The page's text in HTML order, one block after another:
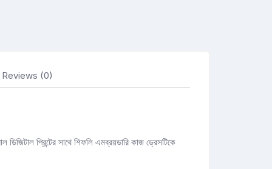
Reviews (0)
প্রিন্টের সাথে শিফলি এমব্রয়ডারি কাজ ড্রেসটিকে